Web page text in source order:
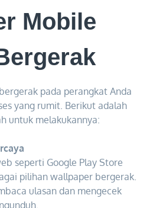
Mobile
pada perangkat Anda
yang rumit. Berikut adalah
untuk melakukannya:
seperti Google Play Store
pilihan wallpaper bergerak.
ulasan dan mengecek